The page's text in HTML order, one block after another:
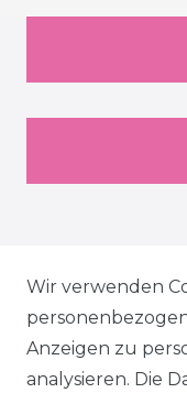
Wir verwenden
Anzeigen zu
analysieren. Die